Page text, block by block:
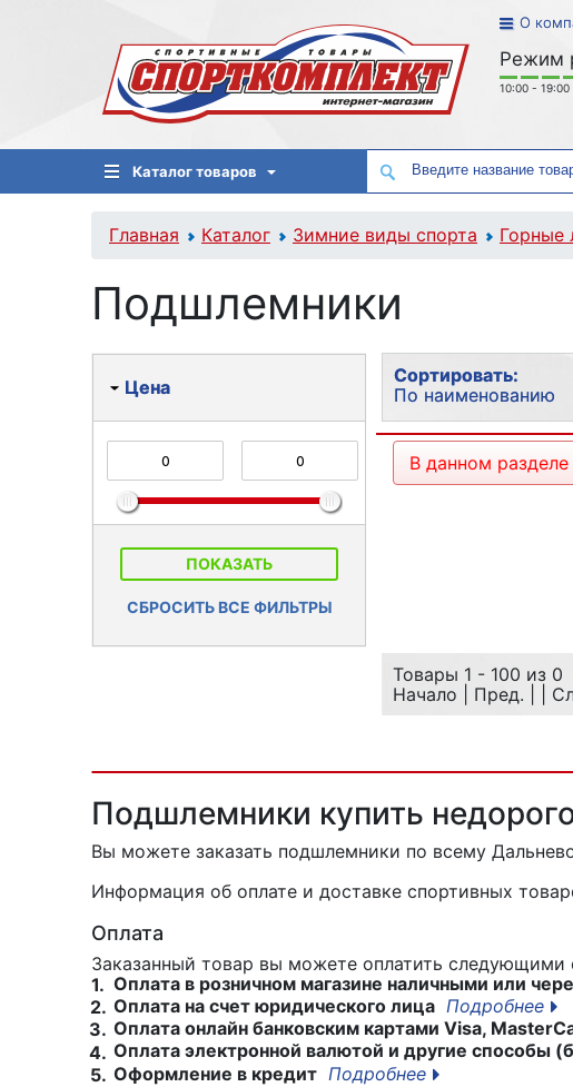
О
Режим
10:00 - 19:00
Каталог товаров
Главная Каталог Зимние виды спорта Горные
Подшлемники
Цена
ПОКАЗАТЬ
СБРОСИТЬ ВСЕ ФИЛЬТРЫ
Сортировать:
По наименованию
По популярности
По
В данном
Товары 1 - 100 из 0
Начало | Пред. | |
Подшлемники купить
Вы можете заказать подшлемники по всему
Информация об оплате и доставке спортивных
Оплата
Заказанный товар вы можете оплатить следующими
1. Оплата в розничном магазине наличными или
2. Оплата на счет юридического лица Подробнее
3. Оплата онлайн банковским картами Visa,
4. Оплата электронной валютой и другие способы
5. Оформление в кредит Подробнее